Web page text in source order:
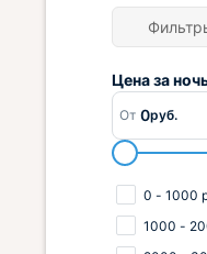
Цена за
От 0руб.
0 - 1000
1000 -